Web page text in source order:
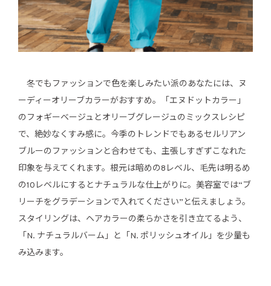
冬でもファッションで色を楽しみたい派のあなたには、ヌ
ーディーオリーブカラーがおすすめ。「エヌドットカラー」
のフォギーベージュとオリーブグレージュのミックスレシピ
で、絶妙なくすみ感に。今季のトレンドでもあるセルリアン
ブルーのファッションと合わせても、主張しすぎずこなれた
印象を与えてくれます。根元は暗めの8レベル、毛先は明るめ
の10レベルにするとナチュラルな仕上がりに。美容室では“ブ
リーチをグラデーションで入れてください”と伝えましょう。
スタイリングは、ヘアカラーの柔らかさを引き立てるよう、
「N. ナチュラルバーム」と「N. ポリッシュオイル」を少量も
み込みます。